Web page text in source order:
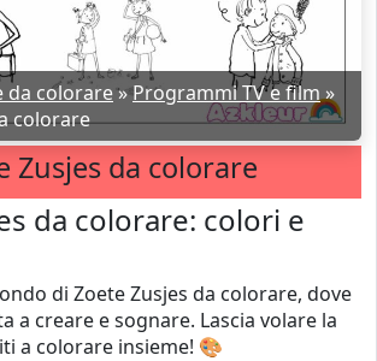
da colorare»Programmi TV e film»
colorare
Zusjes da colorare
da colorare: colori e
di Zoete Zusjes da colorare, dove
a creare e sognare. Lascia volare la
a colorare insieme! 🎨